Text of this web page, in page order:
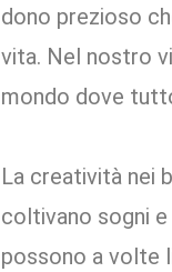
dono prezioso
vita. Nel nostro
mondo dove
La creatività nei
coltivano sogni
possono a volte